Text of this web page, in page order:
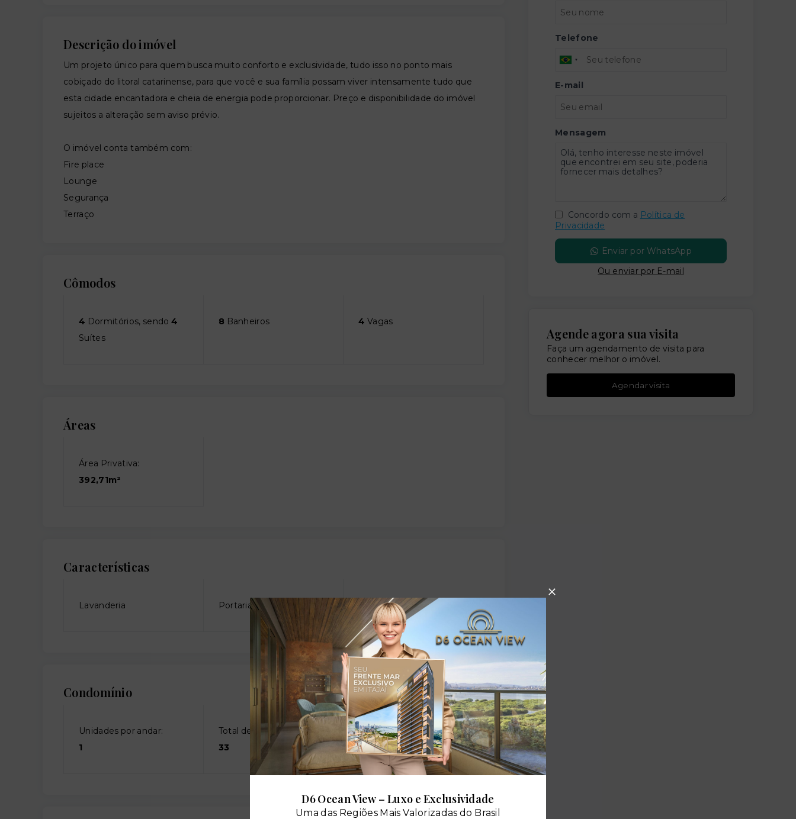
Descrição do imóvel
Um projeto único para quem busca muito conforto e exclusividade, tudo isso no ponto mais
cobiçado do litoral catarinense, para que você e sua família possam viver intensamente tudo que
esta cidade encantadora e cheia de energia pode proporcionar. Preço e disponibilidade do imóvel
sujeitos a alteração sem aviso prévio.
O imóvel conta também com:
Fire place
Lounge
Segurança
Terraço
Cômodos
4 Dormitórios, sendo4
Suítes
8 Banheiros 4 Vagas
Áreas
Área Privativa:
392,71m²
Características
Lavanderia Portaria
Condomínio
Unidades por andar:
1
Total de andares:
33
Telefone
E-mail
Mensagem
Concordo com a Política de
Privacidade
Enviar por WhatsApp
Ou enviar por E-mail
Agende agora sua visita
Faça um agendamento de visita para
conhecer melhor o imóvel.
Agendar visita
D6 Ocean View – Luxo e Exclusividade
Uma das Regiões Mais Valorizadas do Brasil